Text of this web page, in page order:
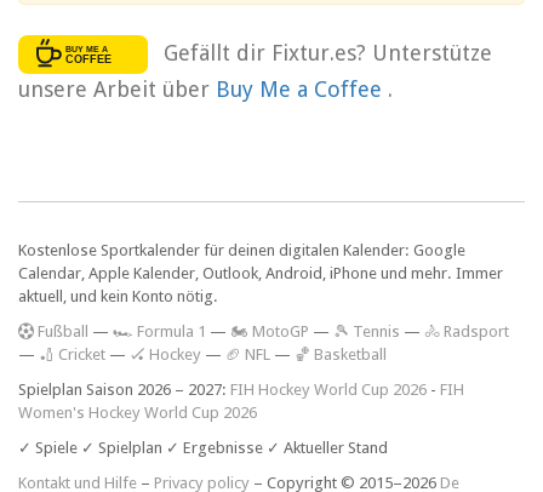
Gefällt dir Fixtur.es? Unterstütze
unsere Arbeit über Buy Me a Coffee .
Kostenlose Sportkalender für deinen digitalen Kalender: Google
Calendar, Apple Kalender, Outlook, Android, iPhone und mehr. Immer
aktuell, und kein Konto nötig.
Fußball — 🏎️ Formula 1 — 🏍 MotoGP — 🎾 Tennis — 🚴 Radsport
— 🏏 Cricket — 🏑 Hockey — 🏈 NFL — 🏀 Basketball
Spielplan Saison 2026 – 2027: FIH Hockey World Cup 2026 - FIH
Women's Hockey World Cup 2026
✓ Spiele ✓ Spielplan ✓ Ergebnisse ✓ Aktueller Stand
Kontakt und Hilfe – Privacy policy – Copyright © 2015–2026 De